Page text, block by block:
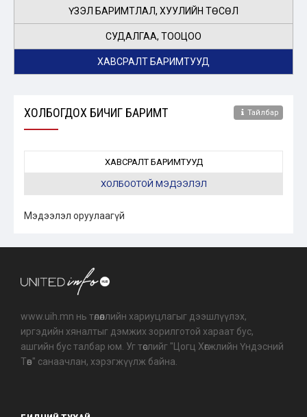
ҮЗЭЛ БАРИМТЛАЛ, ХУУЛИЙН ТӨСӨЛ
СУДАЛГАА, ТООЦОО
ХАВСРАЛТ БАРИМТУУД
ХОЛБОГДОХ БИЧИГ БАРИМТ Тайлбар
ХАВСРАЛТ БАРИМТУУД
ХОЛБООТОЙ МЭДЭЭЛЭЛ
Мэдээлэл оруулаагүй
www.uih.mn нь төлөөллийн хариуцлагыг дээшлүүлэх,
иргэдийн хяналтыг дэмжих зорилготой хараат бус,
ашгийн бус талбар юм. Уг төслийг "Цогц Хөгжлийн Үндэсний
Төв" санаачлан, хэрэгжүүлж байна.